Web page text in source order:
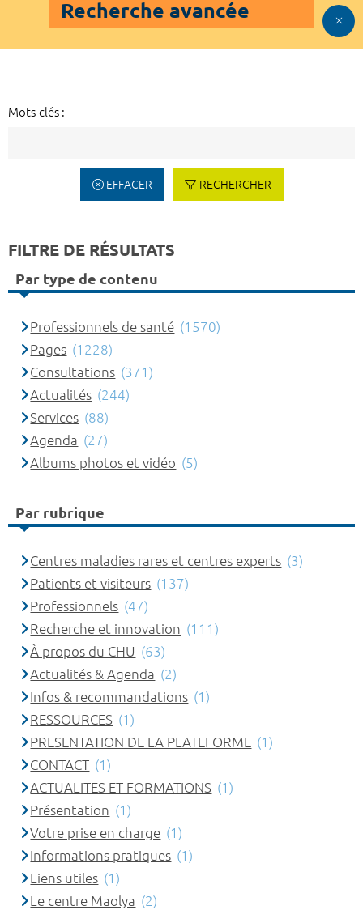
Recherche avancée
Mots-clés :
EFFACER RECHERCHER
FILTRE DE RÉSULTATS
Par type de contenu
Professionnels de santé (1570)
Pages (1228)
Consultations (371)
Actualités (244)
Services (88)
Agenda (27)
Albums photos et vidéo (5)
Par rubrique
Centres maladies rares et centres experts (3)
Patients et visiteurs (137)
Professionnels (47)
Recherche et innovation (111)
À propos du CHU (63)
Actualités & Agenda (2)
Infos & recommandations (1)
RESSOURCES (1)
PRESENTATION DE LA PLATEFORME (1)
CONTACT (1)
ACTUALITES ET FORMATIONS (1)
Présentation (1)
Votre prise en charge (1)
Informations pratiques (1)
Liens utiles (1)
Le centre Maolya (2)